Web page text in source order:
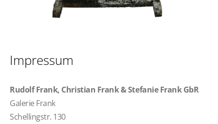
Impressum
Rudolf Frank, Christian Frank & Stefanie Frank GbR
Galerie Frank
Schellingstr. 130